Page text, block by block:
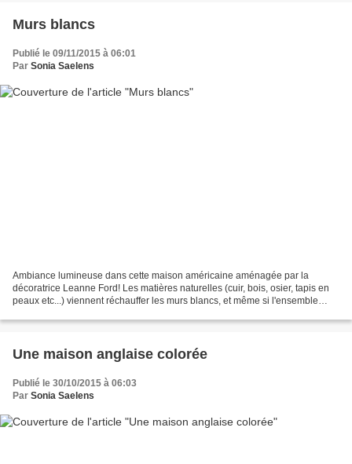
Murs blancs
Publié le 09/11/2015 à 06:01
Par Sonia Saelens
Ambiance lumineuse dans cette maison américaine aménagée par la
décoratrice Leanne Ford! Les matières naturelles (cuir, bois, osier, tapis en
peaux etc...) viennent réchauffer les murs blancs, et même si l'ensemble
Une maison anglaise colorée
Publié le 30/10/2015 à 06:03
Par Sonia Saelens